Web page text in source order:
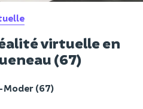
virtuelle en
(67)
(67)